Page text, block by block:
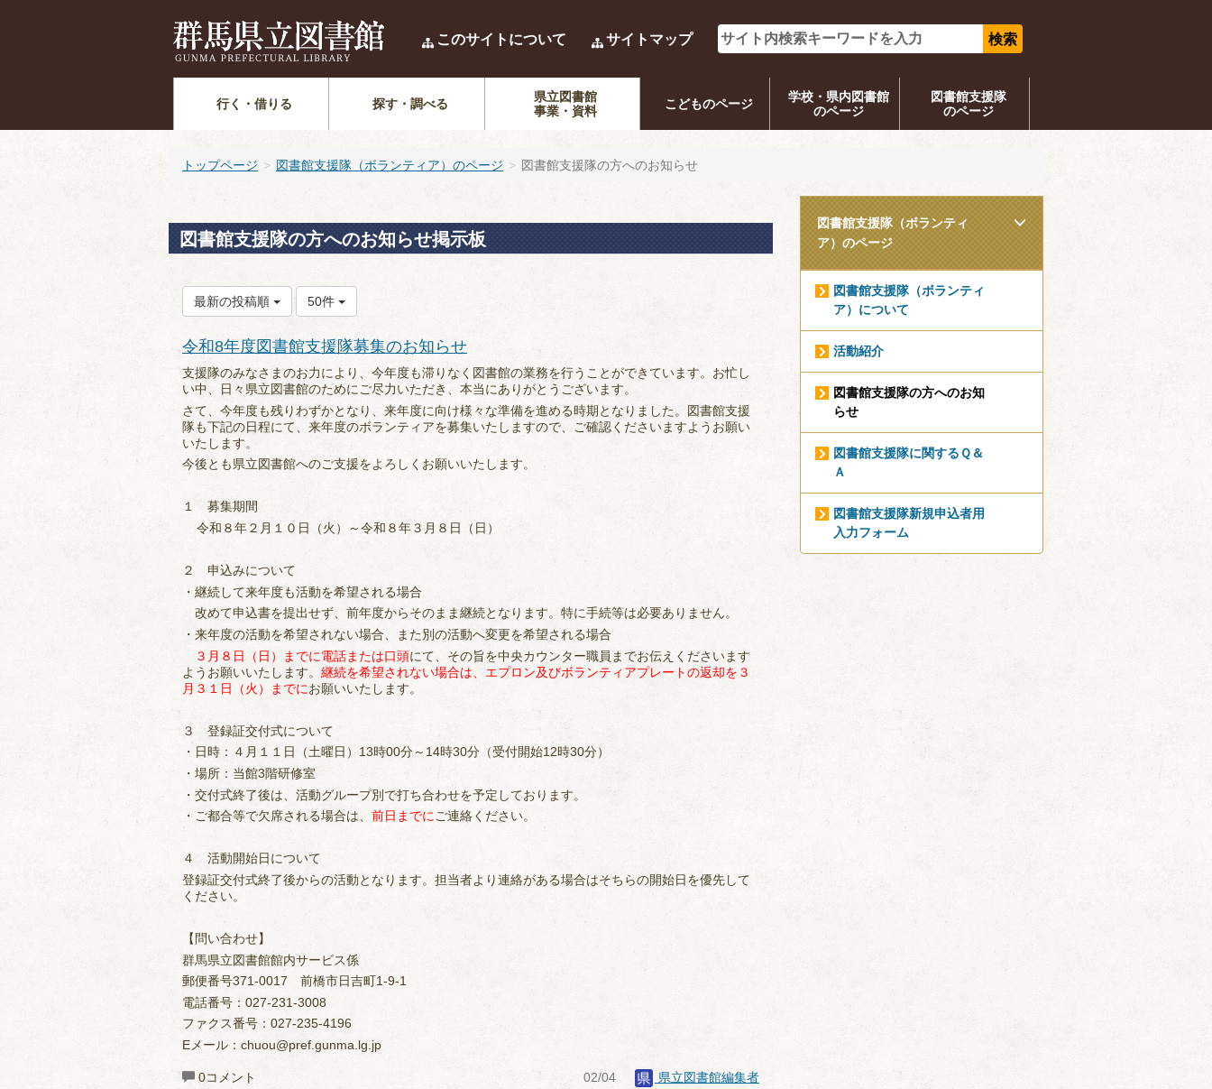
このサイトについて サイトマップ
行く・借りる 探す・調べる
県立図書館
事業・資料
こどものページ
学校・県内図書館
のページ
図書館支援隊
のページ
トップページ 図書館支援隊（ボランティア）のページ 図書館支援隊の方へのお知らせ
図書館支援隊の方へのお知らせ掲示板
最新の投稿順 50件
令和8年度図書館支援隊募集のお知らせ
支援隊のみなさまのお力により、今年度も滞りなく図書館の業務を行うことができています。お忙し
い中、日々県立図書館のためにご尽力いただき、本当にありがとうございます。
さて、今年度も残りわずかとなり、来年度に向け様々な準備を進める時期となりました。図書館支援
隊も下記の日程にて、来年度のボランティアを募集いたしますので、ご確認くださいますようお願い
いたします。
今後とも県立図書館へのご支援をよろしくお願いいたします。
１ 募集期間
令和８年２月１０日（火）～令和８年３月８日（日）
２ 申込みについて
・継続して来年度も活動を希望される場合
改めて申込書を提出せず、前年度からそのまま継続となります。特に手続等は必要ありません。
・来年度の活動を希望されない場合、また別の活動へ変更を希望される場合
３月８日（日）までに電話または口頭にて、その旨を中央カウンター職員までお伝えくださいます
ようお願いいたします。 継続を希望されない場合は、エプロン及びボランティアプレートの返却を３
月３１日（火）までにお願いいたします。
３ 登録証交付式について
・日時：４月１１日（土曜日）13時00分～14時30分（受付開始12時30分）
・場所：当館3階研修室
・交付式終了後は、活動グループ別で打ち合わせを予定しております。
・ご都合等で欠席される場合は、 前日までに ご連絡ください。
４ 活動開始日について
登録証交付式終了後からの活動となります。担当者より連絡がある場合はそちらの開始日を優先して
ください。
【問い合わせ】
群馬県立図書館館内サービス係
郵便番号371-0017 前橋市日吉町1-9-1
電話番号：027-231-3008
ファクス番号：027-235-4196
Eメール：chuou@pref.gunma.lg.jp
0コメント 02/04 県立図書館編集者
図書館支援隊（ボランティ
ア）のページ
図書館支援隊（ボランティ
ア）について
活動紹介
図書館支援隊の方へのお知
らせ
図書館支援隊に関するＱ＆
Ａ
図書館支援隊新規申込者用
入力フォーム